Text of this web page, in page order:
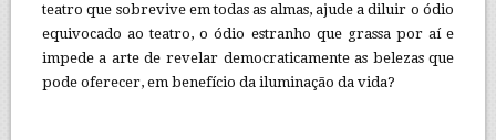
teatro que sobrevive em todas as almas, ajude a diluir o ódio
equivocado ao teatro, o ódio estranho que grassa por aí e
impede a arte de revelar democraticamente as belezas que
pode oferecer, em benefício da iluminação da vida?